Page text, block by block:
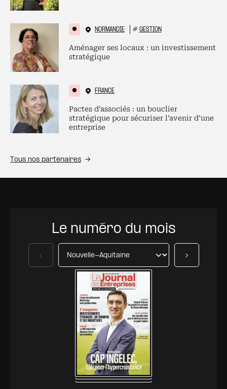
NORMANDIE # GESTION
Aménager ses locaux : un investissement
stratégique
FRANCE
Pactes d’associés : un bouclier
stratégique pour sécuriser l’avenir d’une
entreprise
Tous nos partenaires
Le numéro du mois
Précédent Suivant